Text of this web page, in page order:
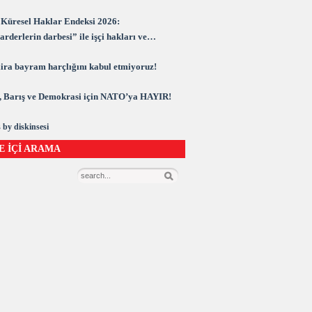
Haklar Endeksi 2026:
darbesi” ile işçi hakları ve
bayram harçlığını kabul etmiyoruz!
Barış ve Demokrasi için NATO’ya HAYIR!
by diskinsesi
İÇİ ARAMA